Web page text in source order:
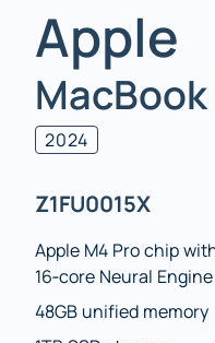
Apple
MacBook
2024
Z1FU0015X
Apple M4 Pro chip
16‑core Neural Engine
48GB unified memory